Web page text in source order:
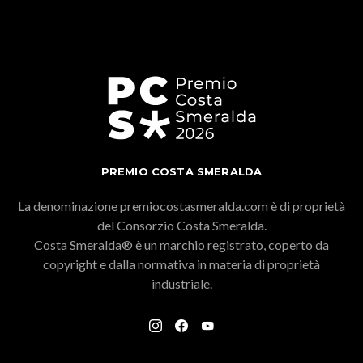
PREMIO COSTA SMERALDA
La denominazione premiocostasmeralda.com è di proprietà
del Consorzio Costa Smeralda.
Costa Smeralda® è un marchio registrato, coperto da
copyright e dalla normativa in materia di proprietà
industriale.